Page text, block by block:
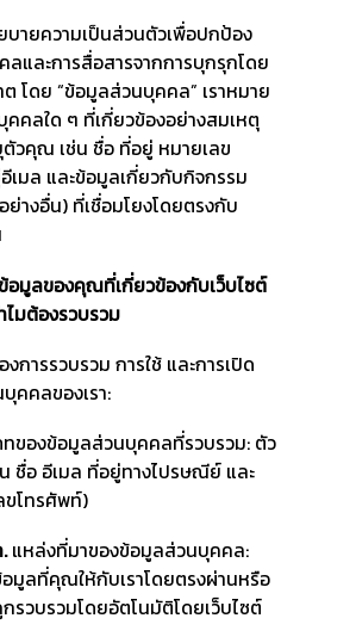
บายความเป็นส่วนตัวเพื่อปกป้อง
และการสื่อสารจากการบุกรุกโดย
โดย “ข้อมูลส่วนบุคคล” เราหมาย
คลใด ๆ ที่เกี่ยวข้องอย่างสมเหตุ
วคุณ เช่น ชื่อ ที่อยู่ หมายเลข
เมล และข้อมูลเกี่ยวกับกิจกรรม
ย่างอื่น) ที่เชื่อมโยงโดยตรงกับ
อมูลของคุณที่เกี่ยวข้องกับเว็บไซต์
ไมต้องรวบรวม
การรวบรวม การใช้ และการเปิด
คคลของเรา:
ภทของข้อมูลส่วนบุคคลที่รวบรวม: ตัว
น ชื่อ อีเมล ที่อยู่ทางไปรษณีย์ และ
ขโทรศัพท์)
แหล่งที่มาของข้อมูลส่วนบุคคล:
มูลที่คุณให้กับเราโดยตรงผ่านหรือ
รวบรวมโดยอัตโนมัติโดยเว็บไซต์